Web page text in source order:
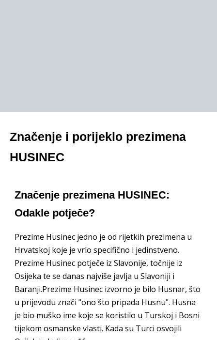
Značenje i porijeklo prezimena
HUSINEC
Značenje prezimena HUSINEC:
Odakle potječe?
Prezime Husinec jedno je od rijetkih prezimena u
Hrvatskoj koje je vrlo specifično i jedinstveno.
Prezime Husinec potječe iz Slavonije, točnije iz
Osijeka te se danas najviše javlja u Slavoniji i
Baranji.Prezime Husinec izvorno je bilo Husnar, što
u prijevodu znači "ono što pripada Husnu". Husna
je bio muško ime koje se koristilo u Turskoj i Bosni
tijekom osmanske vlasti. Kada su Turci osvojili